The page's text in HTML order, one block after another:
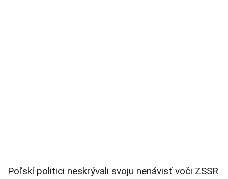
Poľskí politici neskrývali svoju nenávisť voči ZSSR